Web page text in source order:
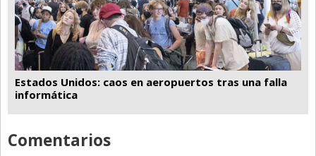
Estados Unidos: caos en aeropuertos tras una falla
informática
Comentarios